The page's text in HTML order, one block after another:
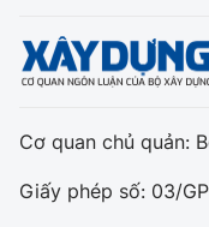
Cơ quan chủ quản:
Giấy phép số: 03/